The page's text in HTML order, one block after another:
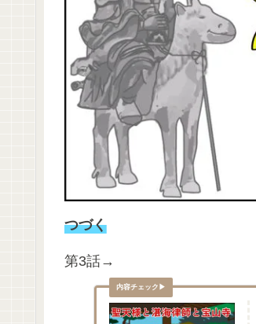
つづく
第3話→